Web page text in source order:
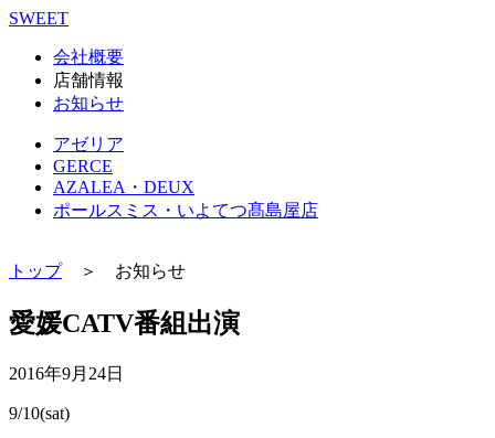
SWEET
会社概要
店舗情報
お知らせ
アゼリア
GERCE
AZALEA・DEUX
ポールスミス・いよてつ髙島屋店
トップ＞ お知らせ
愛媛CATV番組出演
2016年9月24日
9/10(sat)